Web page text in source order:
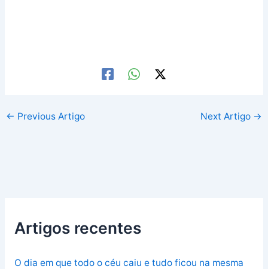
← Previous Artigo Next Artigo →
Artigos recentes
O dia em que todo o céu caiu e tudo ficou na mesma